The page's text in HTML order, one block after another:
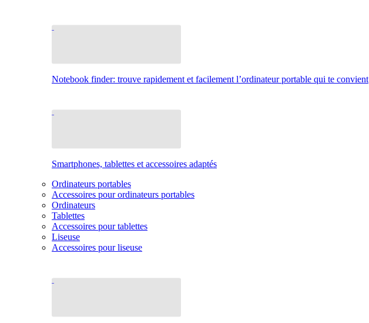
Notebook finder: trouve rapidement et facilement l’ordinateur portable qui te convient
Smartphones, tablettes et accessoires adaptés
Ordinateurs portables
Accessoires pour ordinateurs portables
Ordinateurs
Tablettes
Accessoires pour tablettes
Liseuse
Accessoires pour liseuse